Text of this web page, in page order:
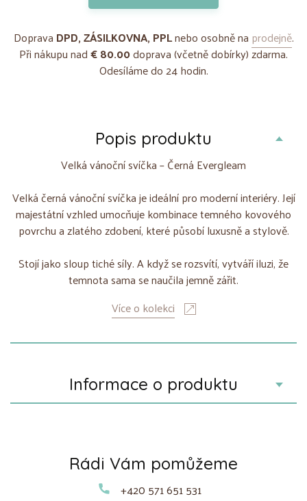
Doprava DPD, ZÁSILKOVNA, PPLnebo osobně na prodejně.
Při nákupu nad€ 80.00doprava (včetně dobírky) zdarma.
Odesíláme do 24 hodin.
Popis produktu
Velká vánoční svíčka – Černá Evergleam
Velká černá vánoční svíčka je ideální pro moderní interiéry. Její
majestátní vzhled umocňuje kombinace temného kovového
povrchu a zlatého zdobení, které působí luxusně a stylově.
Stojí jako sloup tiché síly. A když se rozsvítí, vytváří iluzi, že
temnota sama se naučila jemně zářit.
Více o kolekci
Informace o produktu
Rádi Vám pomůžeme
+420 571 651 531